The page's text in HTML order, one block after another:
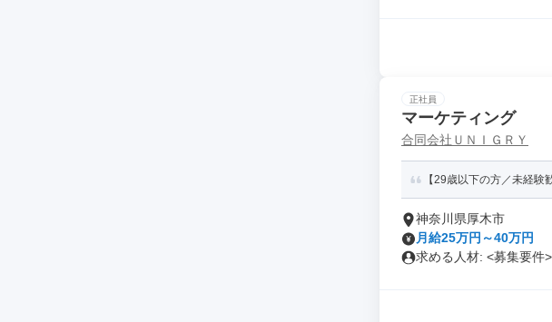
正社員
マーケティング
合同会社ＵＮＩＧＲＹ
【29歳以下の方／未経
神奈川県厚木市
月給25万円～40万円
求める人材: <募集要件